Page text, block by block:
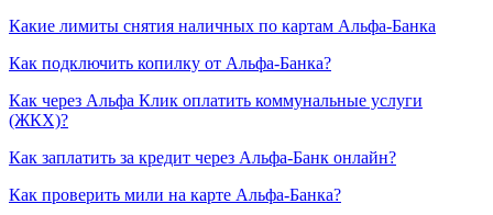
Какие лимиты снятия наличных по картам Альфа-Банка
Как подключить копилку от Альфа-Банка?
Как через Альфа Клик оплатить коммунальные услуги
(ЖКХ)?
Как заплатить за кредит через Альфа-Банк онлайн?
Как проверить мили на карте Альфа-Банка?